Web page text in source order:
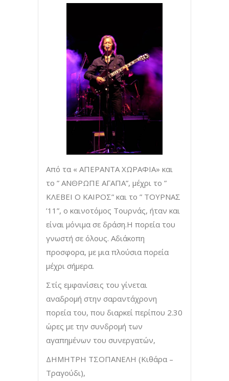
Από τα « ΑΠΕΡΑΝΤΑ ΧΩΡΑΦΙΑ» και
το ” ΑΝΘΡΩΠΕ ΑΓΑΠΑ”, μέχρι το ”
ΚΛΕΒΕΙ Ο ΚΑΙΡΟΣ” και το ” ΤΟΥΡΝΑΣ
’11”, ο καινοτόμος Τουρνάς, ήταν και
είναι μόνιμα σε δράση.Η πορεία του
γνωστή σε όλους. Αδιάκοπη
προσφορα, με μια πλούσια πορεία
μέχρι σήμερα.
Στίς εμφανίσεις του γίνεται
αναδρομή στην σαραντάχρονη
πορεία του, που διαρκεί περίπου 2.30
ώρες με την συνδρομή των
αγαπημένων του συνεργατών,
ΔΗΜΗΤΡΗ ΤΣΟΠΑΝEΛΗ (Κιθάρα –
Τραγούδι),